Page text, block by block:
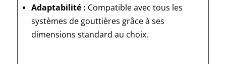
Adaptabilité : Compatible avec tous les
systèmes de gouttières grâce à ses
dimensions standard au choix.